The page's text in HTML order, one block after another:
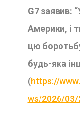
G7 заявив:
Америки, і
цю
будь-яка
(https://
ws/2026/